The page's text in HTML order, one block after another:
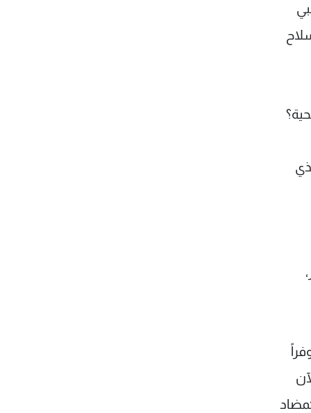
14 آذار،